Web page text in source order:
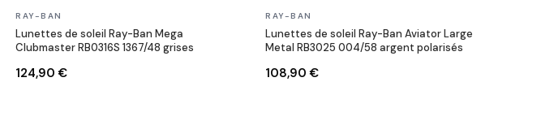
En stock
RAY-BAN
Lunettes de soleil Ray-Ban Mega
Clubmaster RB0316S 1367/48 grises
124,90 €
En stock
RAY-BAN
Lunettes de soleil Ray-Ban Aviator Large
Metal RB3025 004/58 argent polarisés
108,90 €